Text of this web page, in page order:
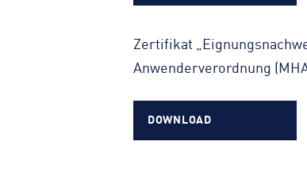
Zertifikat
Anwenderverordnung
DOWNLOAD